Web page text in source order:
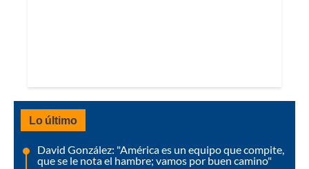
Lo último
David González: "América es un equipo que compite,
que se le nota el hambre; vamos por buen camino"